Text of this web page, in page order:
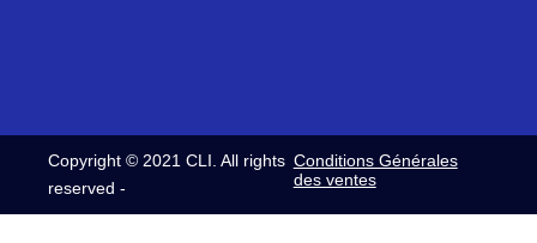
Copyright © 2021 CLI. All rights
reserved -
Conditions Générales
des ventes